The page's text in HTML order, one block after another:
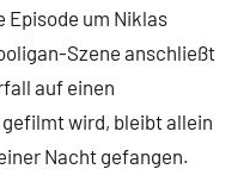
um Niklas
Szene anschließt
auf einen
wird, bleibt allein
Nacht gefangen.